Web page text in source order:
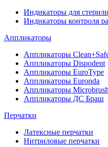
Индикаторы для
Индикаторы контроля
Аппликаторы
Аппликаторы
Аппликаторы Dispodent
Аппликаторы EuroType
Аппликаторы Euronda
Аппликаторы Microbrush
Аппликаторы ДС Браш
Перчатки
Латексные перчатки
Нитриловые перчатки